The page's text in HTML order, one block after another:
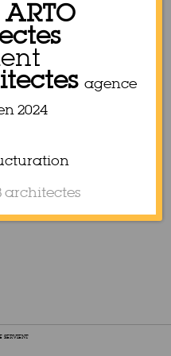
SERVIENT
agence
2024
architectes